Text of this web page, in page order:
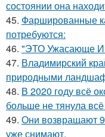
состоянии она
45. Фаршированные
потребуются:
46. "ЭТО Ужасающе И
47. Владимирский
природными
48. В 2020 году всё
больше не тянула
49. Они возвращают
уже снимают.